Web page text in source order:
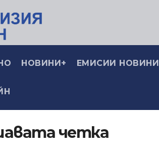
НОВИНИ+ ЕМИСИИ НОВИНИ
четка